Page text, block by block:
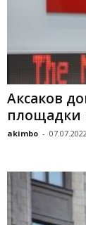
Аксаков
площадки
akimbo - 07.07.2022